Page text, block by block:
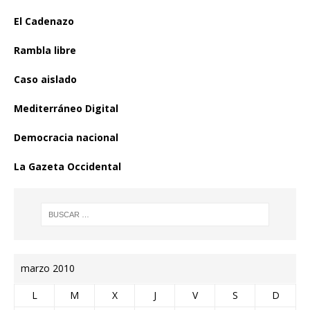
El Cadenazo
Rambla libre
Caso aislado
Mediterráneo Digital
Democracia nacional
La Gazeta Occidental
marzo 2010
L M X J V S D